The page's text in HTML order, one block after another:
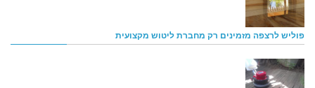
פוליש לרצפה מזמינים רק מחברת ליטוש מקצועית